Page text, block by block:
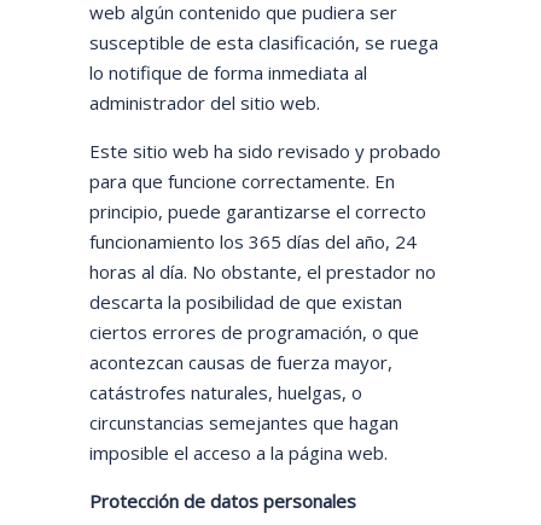
web algún contenido que pudiera ser
susceptible de esta clasificación, se ruega
lo notifique de forma inmediata al
administrador del sitio web.
Este sitio web ha sido revisado y probado
para que funcione correctamente. En
principio, puede garantizarse el correcto
funcionamiento los 365 días del año, 24
horas al día. No obstante, el prestador no
descarta la posibilidad de que existan
ciertos errores de programación, o que
acontezcan causas de fuerza mayor,
catástrofes naturales, huelgas, o
circunstancias semejantes que hagan
imposible el acceso a la página web.
Protección de datos personales